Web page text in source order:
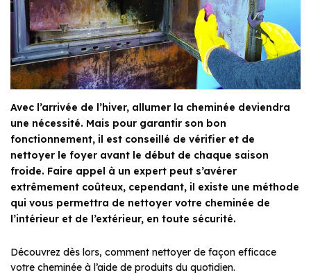
Avec l’arrivée de l’hiver, allumer la cheminée deviendra
une nécessité. Mais pour garantir son bon
fonctionnement, il est conseillé de vérifier et de
nettoyer le foyer avant le début de chaque saison
froide. Faire appel à un expert peut s’avérer
extrêmement coûteux, cependant, il existe une méthode
qui vous permettra de nettoyer votre cheminée de
l’intérieur et de l’extérieur, en toute sécurité.
Découvrez dès lors, comment nettoyer de façon efficace
votre cheminée à l’aide de produits du quotidien.